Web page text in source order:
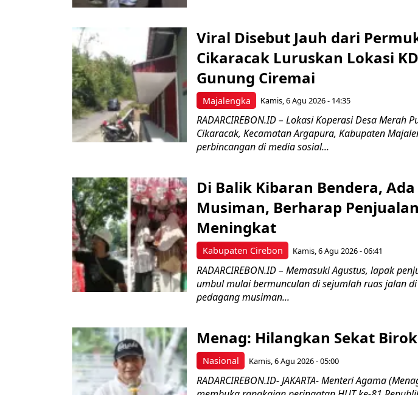
Majalengka
Viral Disebut Jauh dari
Cikaracak Luruskan Lokasi
Gunung Ciremai
Kamis, 6 Agu 2026 - 14:35
RADARCIREBON.ID – Lokasi Koperasi Desa Merah
Cikaracak, Kecamatan Argapura, Kabupaten
perbincangan di media sosial...
Kabupaten Cirebon
Di Balik Kibaran Bendera,
Musiman, Berharap
Meningkat
Kamis, 6 Agu 2026 - 06:41
RADARCIREBON.ID – Memasuki Agustus, lapak
umbul mulai bermunculan di sejumlah ruas jalan
pedagang musiman...
Nasional
Menag: Hilangkan Sekat
Kamis, 6 Agu 2026 - 05:00
RADARCIREBON.ID- JAKARTA- Menteri Agama